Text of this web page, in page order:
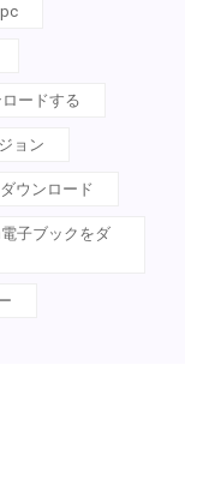
ードする
ョン
ウンロード
子ブックをダ